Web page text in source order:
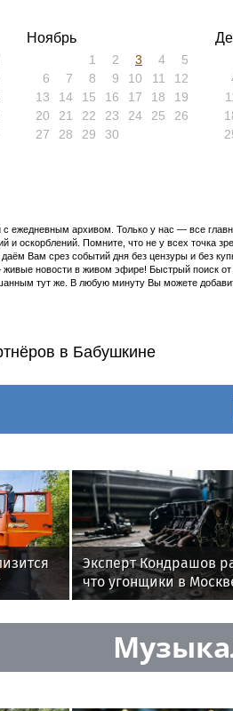
Ноябрь
1 2 3 4
5
6
7 8 9 10 11
12
13
14 15 16 17 18
19
20
21 22 23 24 25
26
27
28 29 30
ежедневным архивом. Только у нас — все
и оскорблений. Помните, что не у всех точка
Вам срез событий дня без цензуры и без
новости в живом эфире! Быстрый поиск
тут же. В любую минуту Вы можете
в Бабушкине
шоссе
Эксперт Кондрашов
что угонщики в
сменили тактику на